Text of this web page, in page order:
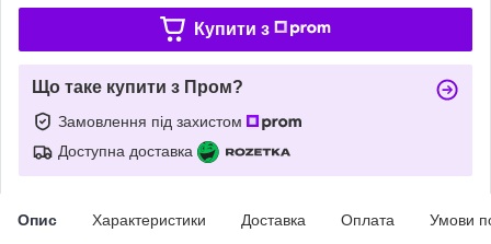
Купити з
Що таке купити з Пром?
Замовлення під захистом
Доступна доставка
Опис Характеристики Доставка Оплата Умови